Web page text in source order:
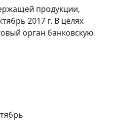
продукции,
2017 г. В целях
орган банковскую